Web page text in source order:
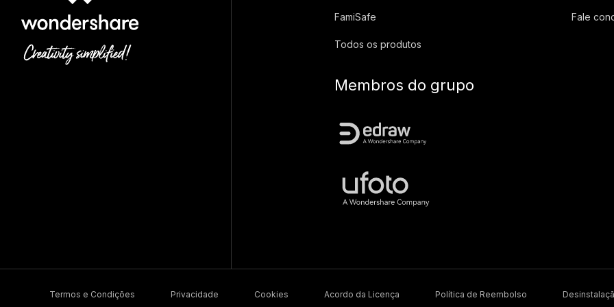
FamiSafe
Todos os produtos
Fale
Membros do grupo
Termos e Condições Privacidade Cookies Acordo da Licença Política de Reembolso